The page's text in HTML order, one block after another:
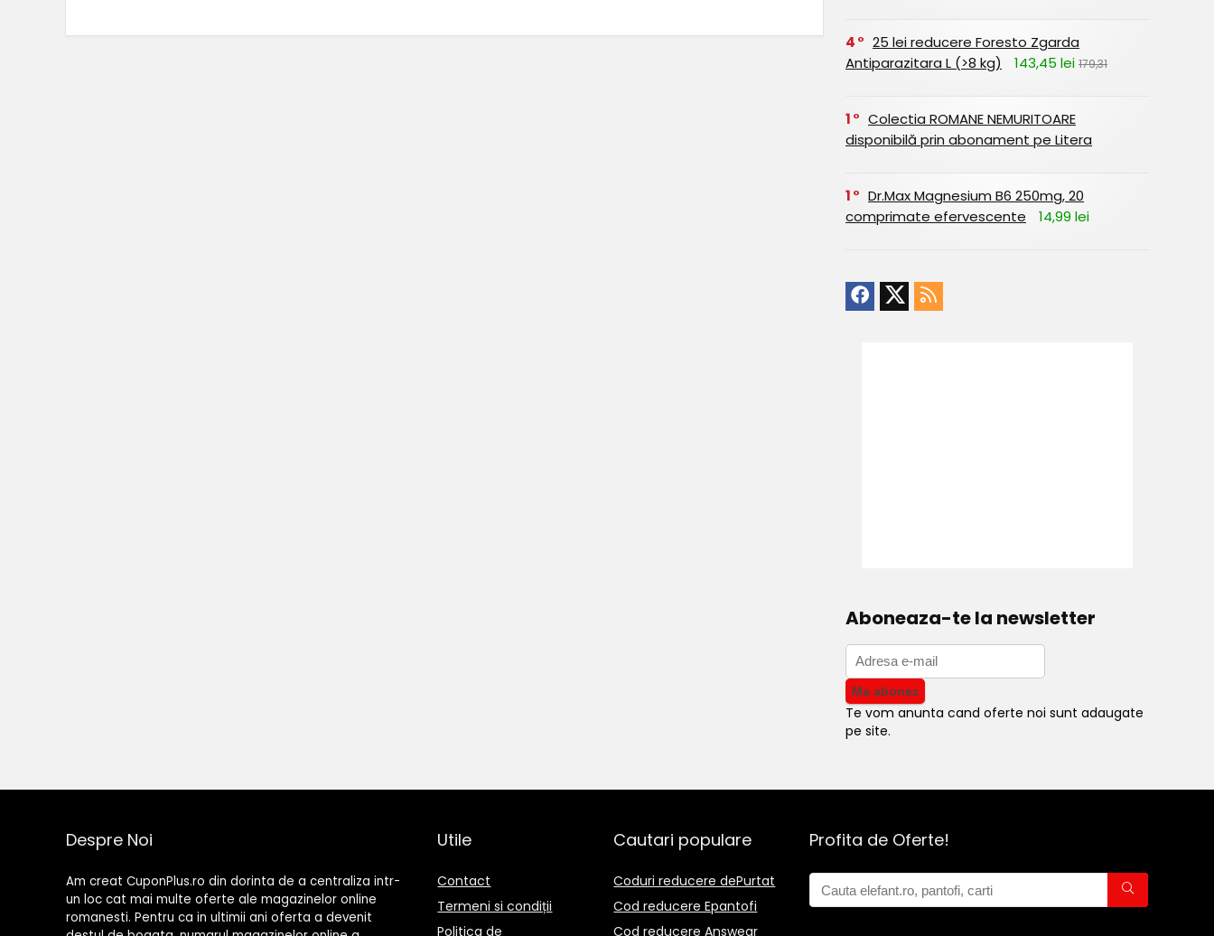
4
25 lei reducere Foresto Zgarda
Antiparazitara L (>8 kg)
143,45 lei 179,31
1
Colectia ROMANE NEMURITOARE
disponibilă prin abonament pe Litera
1
Dr.Max Magnesium B6 250mg, 20
comprimate efervescente
14,99 lei
Aboneaza-te la newsletter
Te vom anunta cand oferte noi sunt adaugate
pe site.
Despre Noi
Am creat CuponPlus.ro din dorinta de a centraliza intr-
un loc cat mai multe oferte ale magazinelor online
romanesti. Pentru ca in ultimii ani oferta a devenit
Utile
Contact
Termeni si condiții
Politica de
Cautari populare
Coduri reducere dePurtat
Cod reducere Epantofi
Cod reducere Answear
Profita de Oferte!